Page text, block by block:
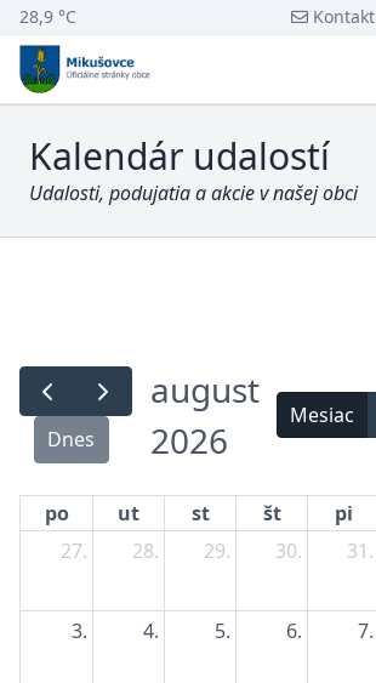
28,9 °C Kontakt
Kalendár udalostí
Udalosti, podujatia a akcie v našej obci
Dnes
august
2026
Mesiac
po ut st št pi
27.
28. 29. 30. 31.
3. 4. 5. 6. 7.